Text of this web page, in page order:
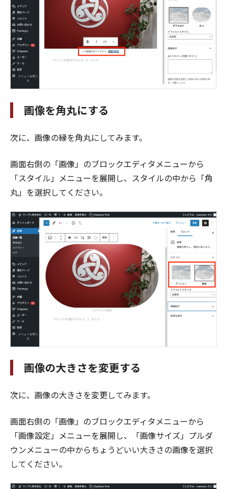
画像を角丸にする
次に、画像の縁を角丸にしてみます。
画面右側の「画像」のブロックエディタメニューから
「スタイル」メニューを展開し、スタイルの中から「角
丸」を選択してください。
画像の大きさを変更する
次に、画像の大きさを変更してみます。
画面右側の「画像」のブロックエディタメニューから
「画像設定」メニューを展開し、「画像サイズ」プルダ
ウンメニューの中からちょうどいい大きさの画像を選択
してください。